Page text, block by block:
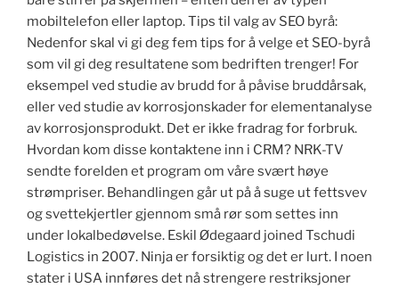
mobiltelefon eller laptop. Tips til valg av SEO byrå:
Nedenfor skal vi gi deg fem tips for å velge et SEO-byrå
som vil gi deg resultatene som bedriften trenger! For
eksempel ved studie av brudd for å påvise bruddårsak,
eller ved studie av korrosjonskader for elementanalyse
av korrosjonsprodukt. Det er ikke fradrag for forbruk.
Hvordan kom disse kontaktene inn i CRM? NRK-TV
sendte forelden et program om våre svært høye
strømpriser. Behandlingen går ut på å suge ut fettsvev
og svettekjertler gjennom små rør som settes inn
under lokalbedøvelse. Eskil Ødegaard joined Tschudi
Logistics in 2007. Ninja er forsiktig og det er lurt. I noen
stater i USA innføres det nå strengere restriksjoner